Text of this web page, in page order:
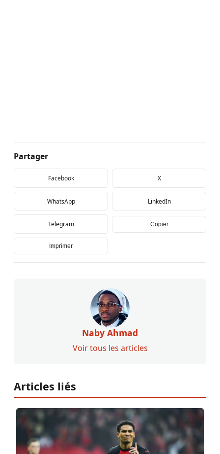
Partager
Facebook X
WhatsApp LinkedIn
Telegram Copier
Imprimer
Naby Ahmad
Voir tous les articles
Articles liés